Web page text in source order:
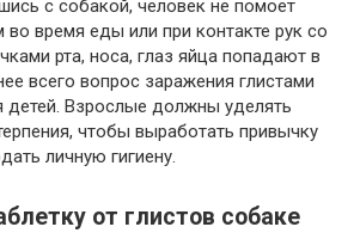
с собакой, человек не помоет
во время еды или при контакте рук со
рта, носа, глаз яйца попадают в
всего вопрос заражения глистами
детей. Взрослые должны уделять
чтобы выработать привычку
личную гигиену.
от глистов собаке